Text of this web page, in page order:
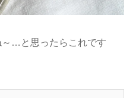
～…と思ったらこれです